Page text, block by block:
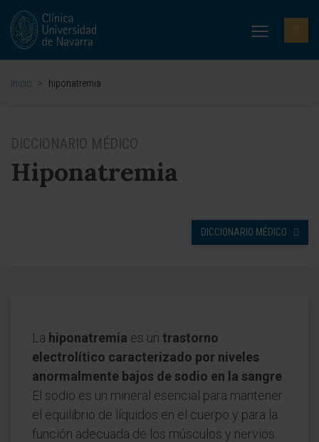
Inicio > hiponatremia
DICCIONARIO MÉDICO
Hiponatremia
DICCIONARIO MÉDICO
La hiponatremia es un trastorno
electrolítico caracterizado por niveles
anormalmente bajos de sodio en la sangre
El sodio es un mineral esencial para mantener
el equilibrio de líquidos en el cuerpo y para la
función adecuada de los músculos y nervios.